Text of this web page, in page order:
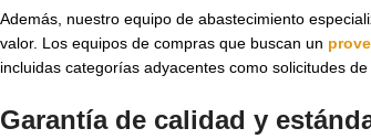
Además, nuestro equipo de abastecimiento
valor. Los equipos de compras que buscan un
incluidas categorías adyacentes como solicitudes de
Garantía de calidad y